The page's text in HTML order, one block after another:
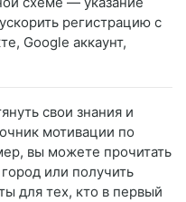
регистрацию с
Google аккаунт,
свои знания и
мотивации по
вы можете прочитать
или получить
для тех, кто в первый